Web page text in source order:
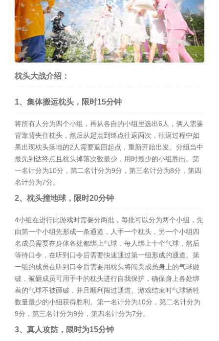
枕头大战介绍：
1、集体搬运枕头，限时15分钟
将所有人分为四个小组，再从各自的小组里选出6人，俩人需要
背靠背夹住枕头，然后从起点到终点往返两次，往返过程中如
果出现枕头落地的2人需要返回起点，重新开始出发。分组当中
最先到达终点且枕头掉落次数最少，用时最少的小组胜出。第
一名计分为10分，第二名计分为9分，第三名计分为8分，第四
名计分为7分。
2、枕头撞地球，限时20分钟
4小组在进行此游戏时需要分两批，每批可以分为两个小组，先
由第一个小组先形成一条通道，人手一个枕头，另一个小组四
名成员需要在身体各处都绑上气球，每人绑上十个气球，然后
等待口令，在听到口令后需要快速通过第一组形成的通道。第
一组的成员在听到口令后需要用枕头将闯关成员身上的气球砸
破，被砸成员可用手中的枕头进行自我保护，确保身上各处绑
着的气球不被砸破，并且顺利闯过通道。游戏结束时气球牺牲
数量最少的小组获得胜利。第一名计分为10分，第二名计分为
9分，第三名计分为8分，第四名计分为7分。
3、真人攻防，限时为15分钟